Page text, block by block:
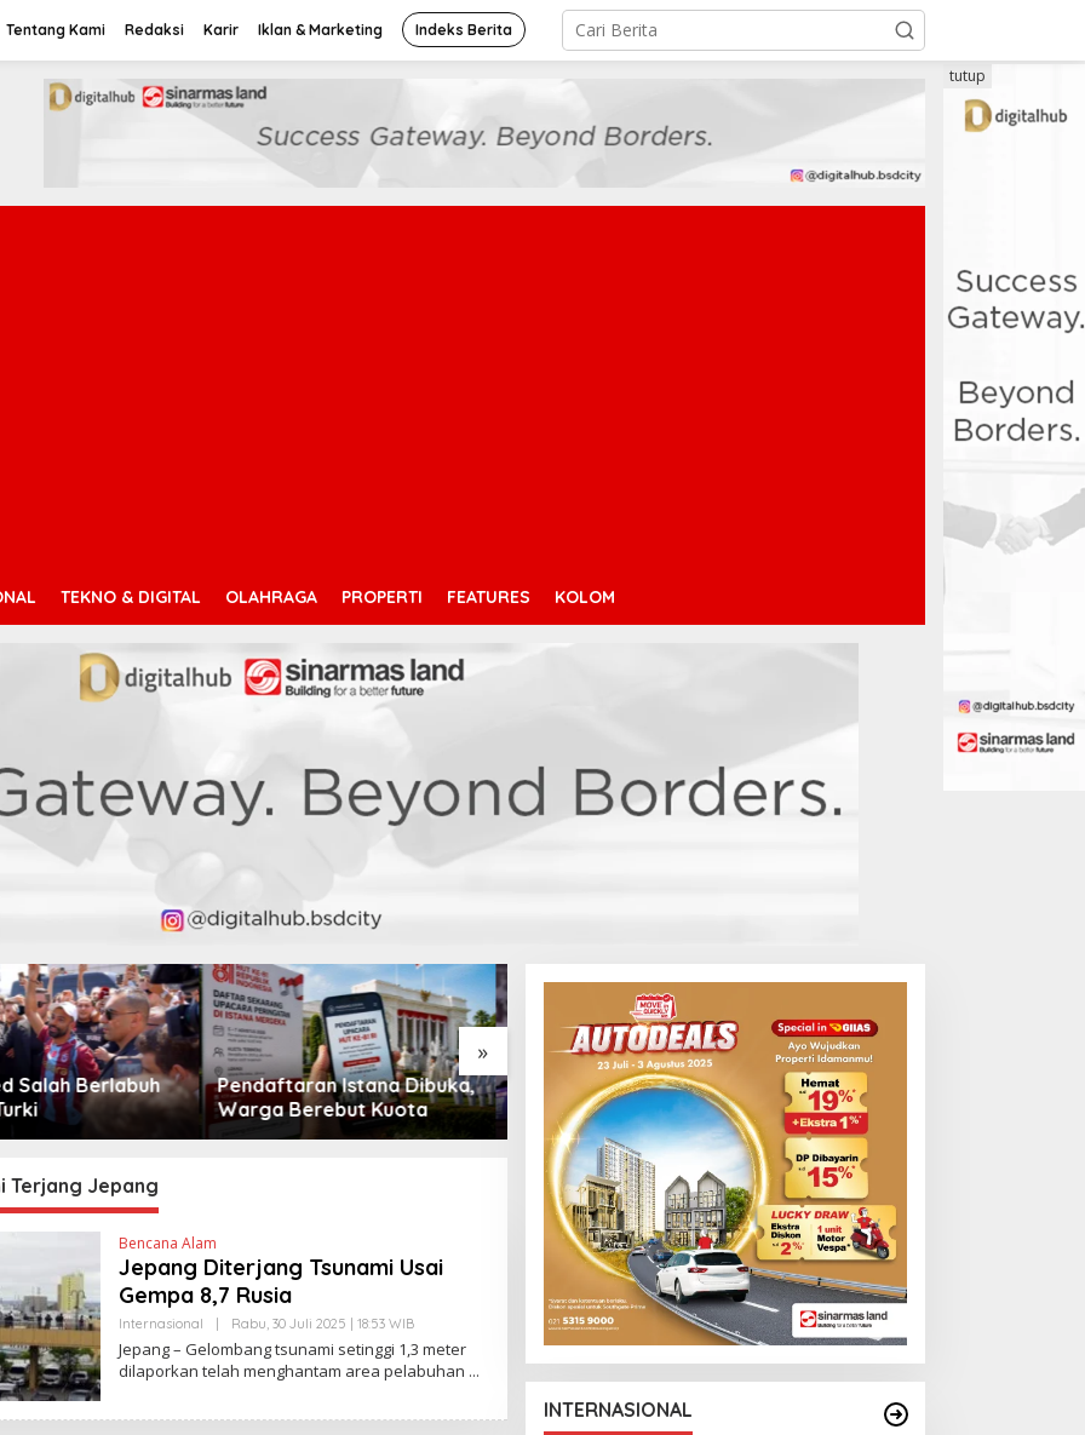
Tentang Kami Redaksi Karir Iklan & Marketing Indeks Berita
TEKNO & DIGITAL OLAHRAGA PROPERTI FEATURES KOLOM
tutup
»
Istana Dibuka,
Kuota
Suara Arab Michigan Ubah
Peta Politik AS
Debut Manis Jeremy
Monga Bersama
Manchester City
Terjang Jepang
Bencana Alam
Jepang Diterjang Tsunami Usai
Gempa 8,7 Rusia
Internasional | Rabu, 30 Juli 2025 | 18:53 WIBO
L
E
H
Y
Jepang – Gelombang tsunami setinggi 1,3 meter
dilaporkan telah menghantam area pelabuhan
INTERNASIONAL